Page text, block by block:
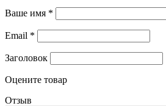
Ваше имя *
Email *
Заголовок
Оцените товар
Отзыв